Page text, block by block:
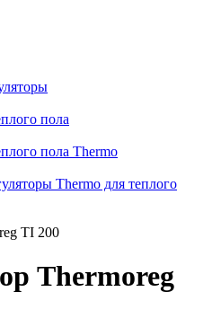
пола
пола Thermo
Thermo для теплого
TI 200
Thermoreg